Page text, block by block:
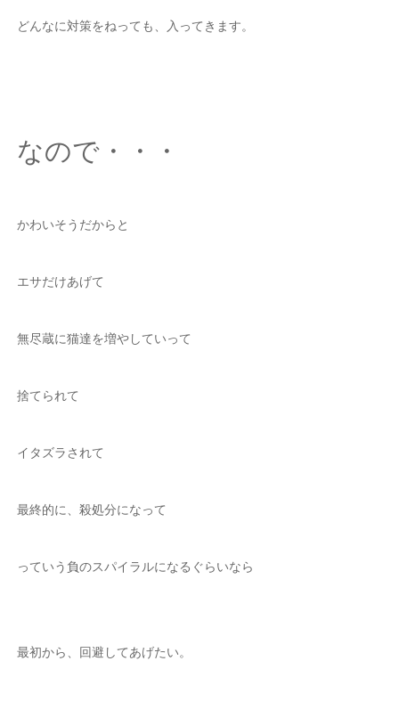
どんなに対策をねっても、入ってきます。
なので・・・
かわいそうだからと
エサだけあげて
無尽蔵に猫達を増やしていって
捨てられて
イタズラされて
最終的に、殺処分になって
っていう負のスパイラルになるぐらいなら
最初から、回避してあげたい。